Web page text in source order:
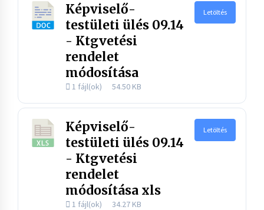
Képviselő-
testületi ülés 09.14
- Ktgvetési
rendelet
módosítása
1 fájl(ok) 54.50 KB
Letöltés
Képviselő-
testületi ülés 09.14
- Ktgvetési
rendelet
módosítása xls
1 fájl(ok) 34.27 KB
Letöltés